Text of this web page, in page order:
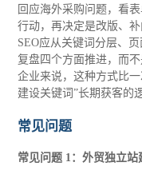
回应海外采购问题，看
行动，再决定是改版、
SEO应从关键词分层、
复盘四个方面推进，而
企业来说，这种方式比
建设关键词”长期获客的
常见问题
常见问题 1：外贸独立